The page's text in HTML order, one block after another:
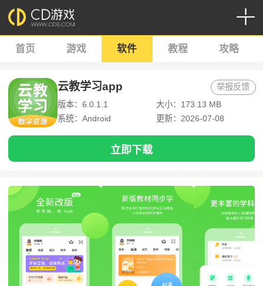
首页 游戏 软件 教程 攻略
云教学习app
版本：6.0.1.1
大小：173.13 MB
系统：Android
更新：2026-07-08
举报反馈
立即下载